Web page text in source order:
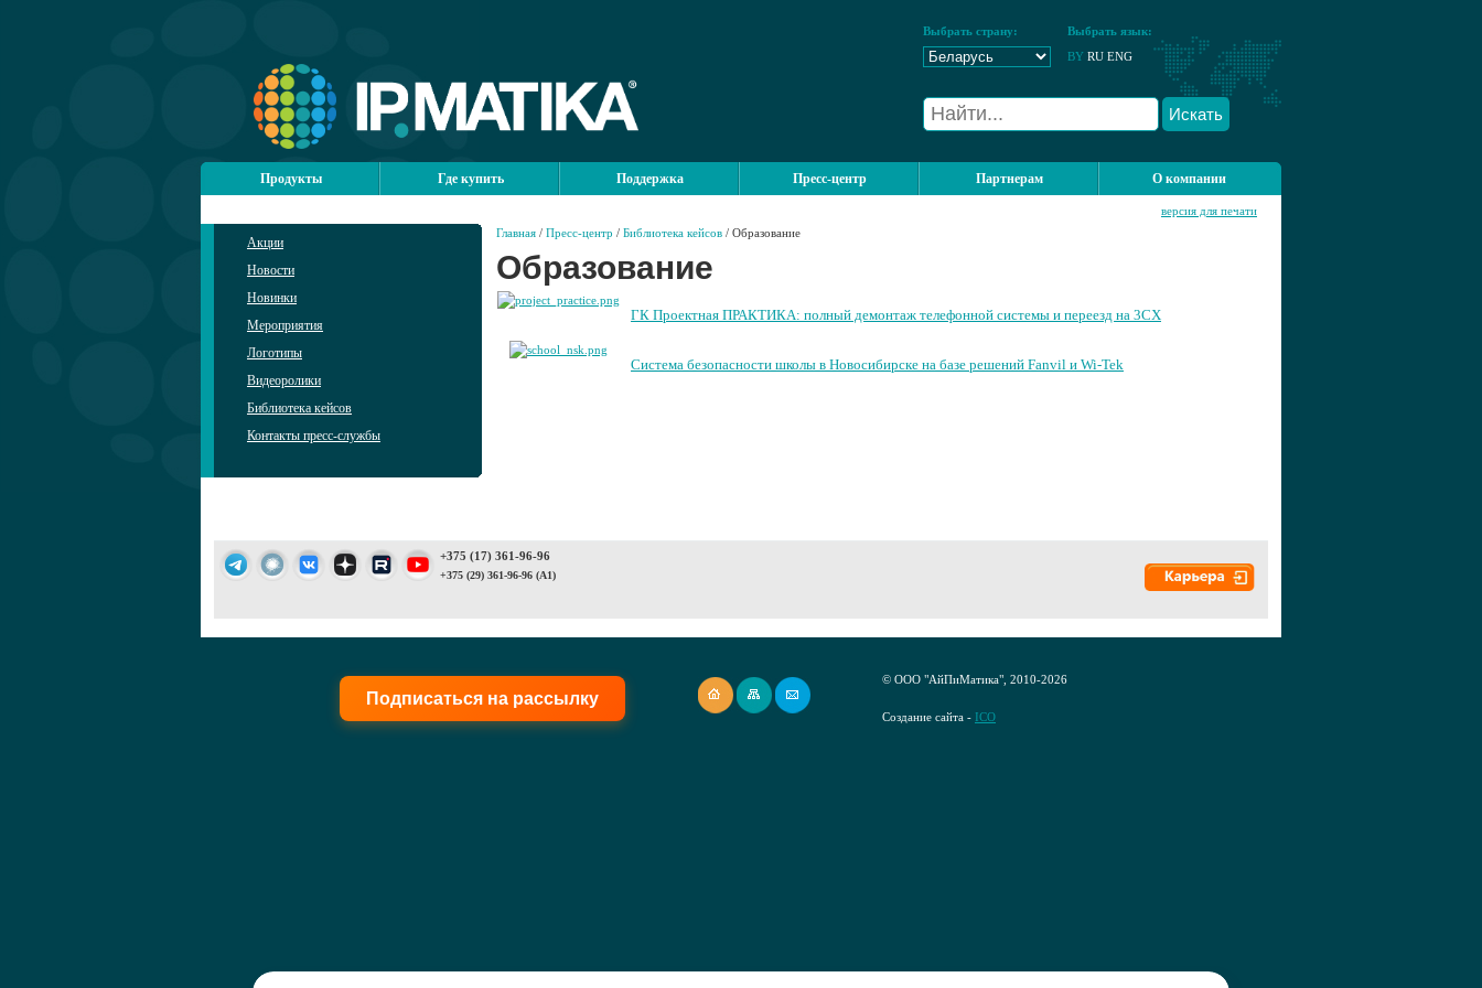
Выбрать страну:
Выбрать язык:
BY RU ENG
Искать
Продукты Где купить Поддержка Пресс-центр Партнерам О компании
Акции
Новости
Новинки
Мероприятия
Логотипы
Видеоролики
Библиотека кейсов
Контакты пресс-службы
Главная / Пресс-центр / Библиотека кейсов / Образование
версия для печати
Образование
ГК Проектная ПРАКТИКА: полный демонтаж телефонной системы и переезд на 3CX
Система безопасности школы в Новосибирске на базе решений Fanvil и Wi-Tek
+375 (17) 361-96-96
+375 (29) 361-96-96 (A1)
Подписаться на рассылку
© ООО "АйПиМатика", 2010-2026
Создание сайта - ICO